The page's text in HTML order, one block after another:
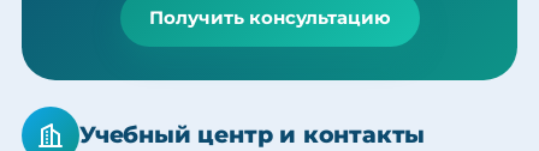
Получить консультацию
Учебный центр и контакты